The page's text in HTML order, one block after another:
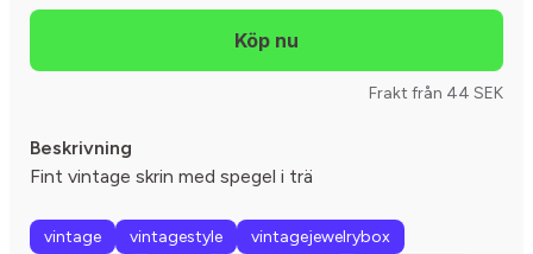
Frakt från 44 SEK
Beskrivning
Fint vintage skrin med spegel i trä
vintage vintagestyle
vintagejewelrybox